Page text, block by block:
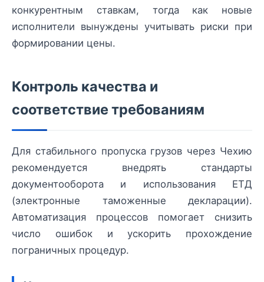
конкурентным ставкам, тогда как новые
исполнители вынуждены учитывать риски при
формировании цены.
Контроль качества и
соответствие требованиям
Для стабильного пропуска грузов через Чехию
рекомендуется внедрять стандарты
документооборота и использования ЕТД
(электронные таможенные декларации).
Автоматизация процессов помогает снизить
число ошибок и ускорить прохождение
пограничных процедур.